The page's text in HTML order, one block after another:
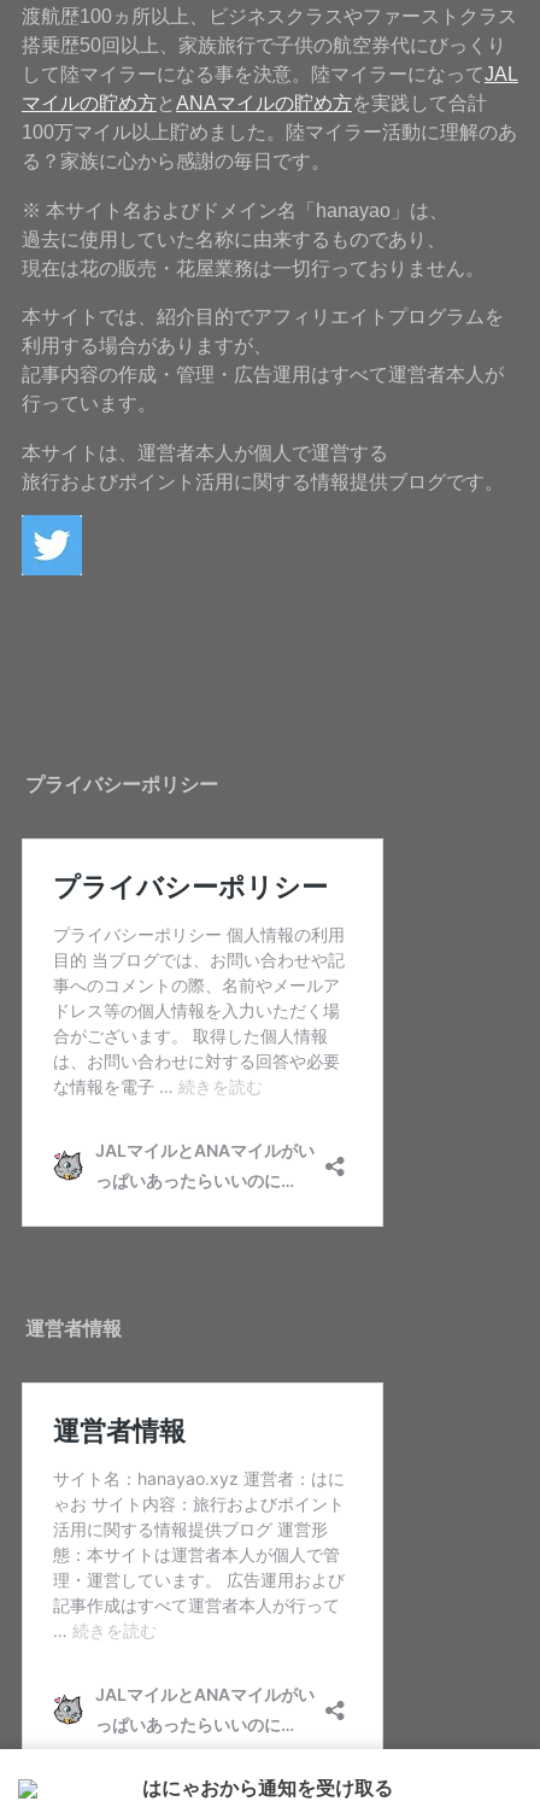
渡航歴100ヵ所以上、ビジネスクラスやファーストクラス
搭乗歴50回以上、家族旅行で子供の航空券代にびっくり
して陸マイラーになる事を決意。陸マイラーになってJAL
マイルの貯め方と ANAマイルの貯め方を実践して合計
100万マイル以上貯めました。陸マイラー活動に理解のあ
る？家族に心から感謝の毎日です。
※ 本サイト名およびドメイン名「hanayao」は、
過去に使用していた名称に由来するものであり、
現在は花の販売・花屋業務は一切行っておりません。
本サイトでは、紹介目的でアフィリエイトプログラムを
利用する場合がありますが、
記事内容の作成・管理・広告運用はすべて運営者本人が
行っています。
本サイトは、運営者本人が個人で運営する
旅行およびポイント活用に関する情報提供ブログです。
プライバシーポリシー
運営者情報
はにゃおから通知を受け取る